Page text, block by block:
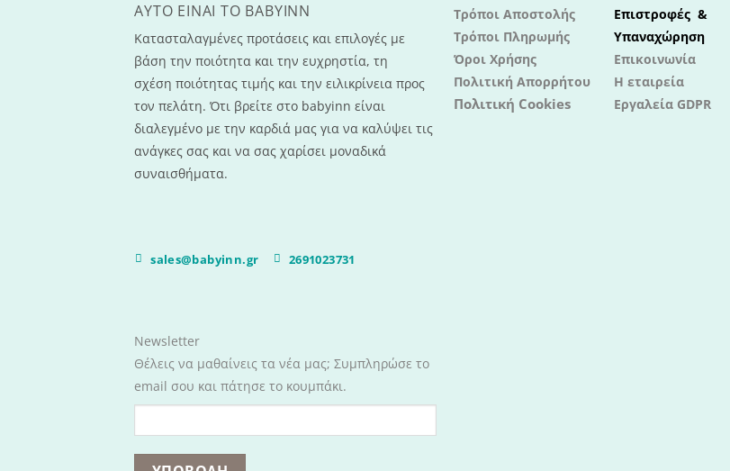
AYTO EINAI TO ΒΑΒΥΙΝΝ
Κατασταλαγμένες προτάσεις και επιλογές με
βάση την ποιότητα και την ευχρηστία, τη
σχέση ποιότητας τιμής και την ειλικρίνεια προς
τον πελάτη. Ότι βρείτε στο babyinn είναι
διαλεγμένο με την καρδιά μας για να καλύψει τις
ανάγκες σας και να σας χαρίσει μοναδικά
συναισθήματα.
sales@babyinn.gr 2691023731
Τρόποι Αποστολής
Τρόποι Πληρωμής
Όροι Χρήσης
Πολιτική Απορρήτου
Πολιτική Cookies
Επιστροφές &
Υπαναχώρηση
Επικοινωνία
Η εταιρεία
Εργαλεία GDPR
Newsletter
Θέλεις να μαθαίνεις τα νέα μας; Συμπληρώσε το
email σου και πάτησε το κουμπάκι.